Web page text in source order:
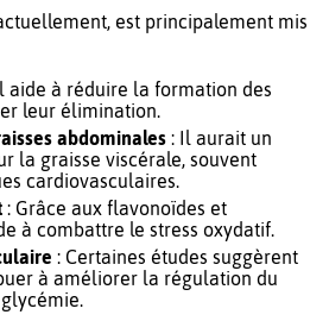
est principalement mis
aide à réduire la formation des
leur élimination.
abdominales : Il aurait un
la graisse viscérale, souvent
cardiovasculaires.
: Grâce aux flavonoïdes et
à combattre le stress oxydatif.
: Certaines études suggèrent
à améliorer la régulation du